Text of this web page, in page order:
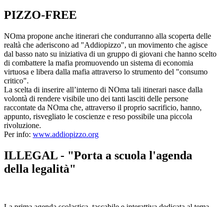
PIZZO-FREE
NOma propone anche itinerari che condurranno alla scoperta delle
realtà che aderiscono ad "Addiopizzo", un movimento che agisce
dal basso nato su iniziativa di un gruppo di giovani che hanno scelto
di combattere la mafia promuovendo un sistema di economia
virtuosa e libera dalla mafia attraverso lo strumento del "consumo
critico".
La scelta di inserire all’interno di NOma tali itinerari nasce dalla
volontà di rendere visibile uno dei tanti lasciti delle persone
raccontate da NOma che, attraverso il proprio sacrificio, hanno,
appunto, risvegliato le coscienze e reso possibile una piccola
rivoluzione.
Per info: www.addiopizzo.org
ILLEGAL - "Porta a scuola l'agenda
della legalità"